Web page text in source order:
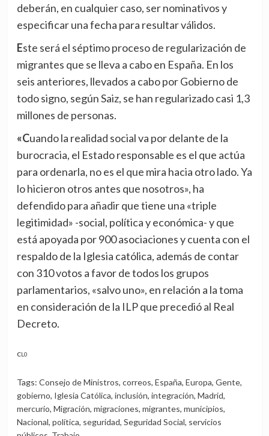
deberán, en cualquier caso, ser nominativos y
especificar una fecha para resultar válidos.
Este será el séptimo proceso de regularización de
migrantes que se lleva a cabo en España. En los
seis anteriores, llevados a cabo por Gobierno de
todo signo, según Saiz, se han regularizado casi 1,3
millones de personas.
«Cuando la realidad social va por delante de la
burocracia, el Estado responsable es el que actúa
para ordenarla, no es el que mira hacia otro lado. Ya
lo hicieron otros antes que nosotros», ha
defendido para añadir que tiene una «triple
legitimidad» -social, política y económica- y que
está apoyada por 900 asociaciones y cuenta con el
respaldo de la Iglesia católica, además de contar
con 310 votos a favor de todos los grupos
parlamentarios, «salvo uno», en relación a la toma
en consideración de la ILP que precedió al Real
Decreto.
CL0
Tags: Consejo de Ministros, correos, España, Europa, Gente,
gobierno, Iglesia Católica, inclusión, integración, Madrid,
mercurio, Migración, migraciones, migrantes, municipios,
Nacional, política, seguridad, Seguridad Social, servicios